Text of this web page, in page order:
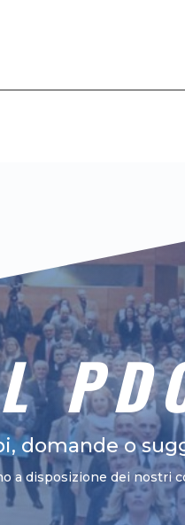
domande o
a disposizione dei nostri